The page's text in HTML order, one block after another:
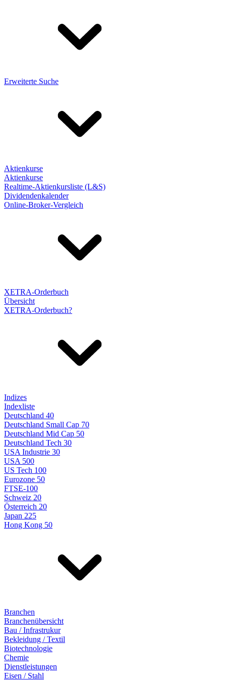
Erweiterte Suche
Aktienkurse
Aktienkurse
Realtime-Aktienkursliste (L&S)
Dividendenkalender
Online-Broker-Vergleich
XETRA-Orderbuch
Übersicht
XETRA-Orderbuch?
Indizes
Indexliste
Deutschland 40
Deutschland Small Cap 70
Deutschland Mid Cap 50
Deutschland Tech 30
USA Industrie 30
USA 500
US Tech 100
Eurozone 50
FTSE-100
Schweiz 20
Österreich 20
Japan 225
Hong Kong 50
Branchen
Branchenübersicht
Bau / Infrastrukur
Bekleidung / Textil
Biotechnologie
Chemie
Dienstleistungen
Eisen / Stahl